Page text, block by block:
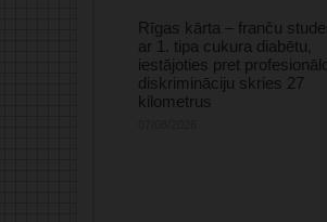
Rīgas kārta – franču
ar 1. tipa cukura diabētu,
iestājoties pret
diskrimināciju skries 27
kilometrus